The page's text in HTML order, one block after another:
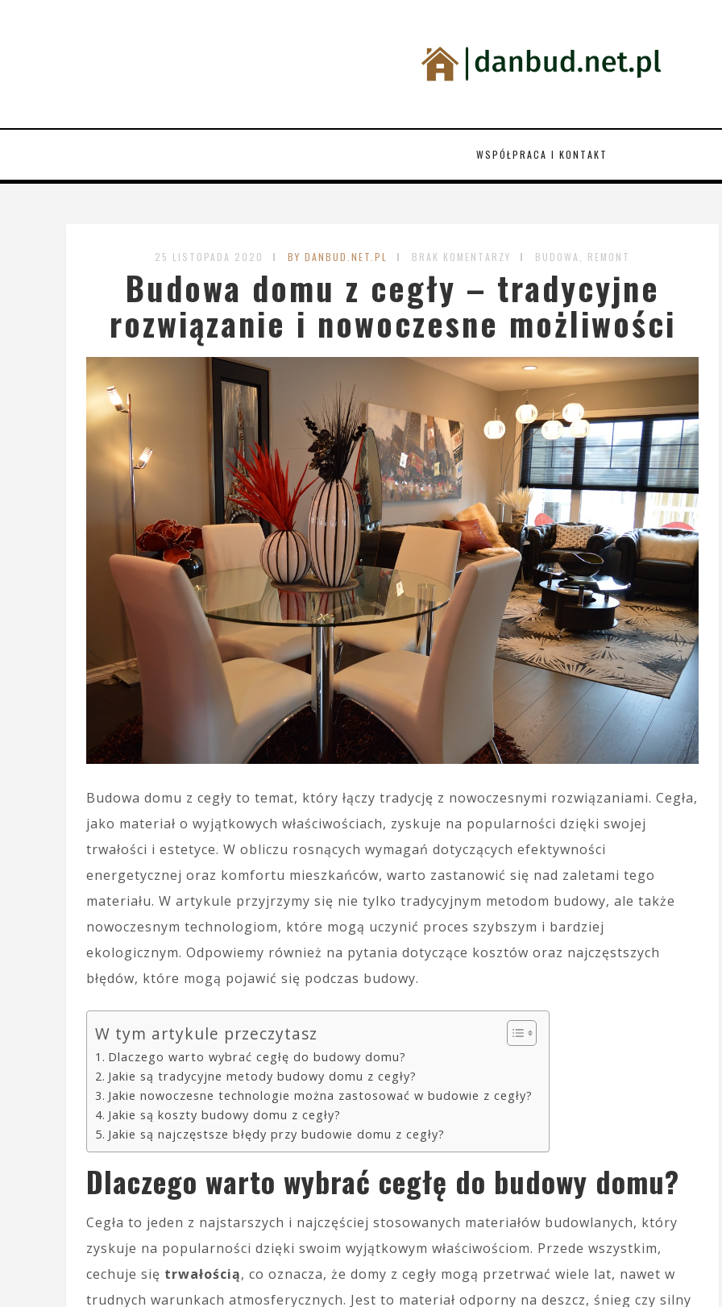
WSPÓŁPRACA I KONTAKT
25 LISTOPADA 2020 BY DANBUD.NET.PL BRAK KOMENTARZY BUDOWA, REMONT
Budowa domu z cegły – tradycyjne
rozwiązanie i nowoczesne możliwości
Budowa domu z cegły to temat, który łączy tradycję z nowoczesnymi rozwiązaniami. Cegła,
jako materiał o wyjątkowych właściwościach, zyskuje na popularności dzięki swojej
trwałości i estetyce. W obliczu rosnących wymagań dotyczących efektywności
energetycznej oraz komfortu mieszkańców, warto zastanowić się nad zaletami tego
materiału. W artykule przyjrzymy się nie tylko tradycyjnym metodom budowy, ale także
nowoczesnym technologiom, które mogą uczynić proces szybszym i bardziej
ekologicznym. Odpowiemy również na pytania dotyczące kosztów oraz najczęstszych
błędów, które mogą pojawić się podczas budowy.
W tym artykule przeczytasz
Dlaczego warto wybrać cegłę do budowy domu?
Jakie są tradycyjne metody budowy domu z cegły?
Jakie nowoczesne technologie można zastosować w budowie z cegły?
Jakie są koszty budowy domu z cegły?
Jakie są najczęstsze błędy przy budowie domu z cegły?
Dlaczego warto wybrać cegłę do budowy domu?
Cegła to jeden z najstarszych i najczęściej stosowanych materiałów budowlanych, który
zyskuje na popularności dzięki swoim wyjątkowym właściwościom. Przede wszystkim,
cechuje się trwałością, co oznacza, że domy z cegły mogą przetrwać wiele lat, nawet w
trudnych warunkach atmosferycznych. Jest to materiał odporny na deszcz, śnieg czy silny